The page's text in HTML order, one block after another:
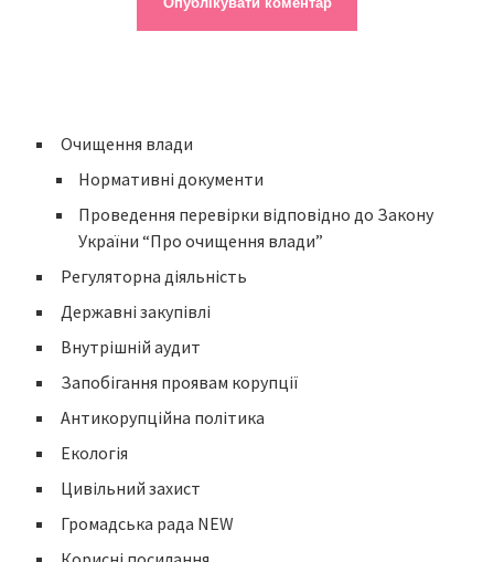
Очищення влади
Нормативні документи
Проведення перевірки відповідно до Закону
України “Про очищення влади”
Регуляторна діяльність
Державні закупівлі
Внутрішній аудит
Запобігання проявам корупції
Антикорупційна політика
Екологія
Цивільний захист
Громадська рада NEW